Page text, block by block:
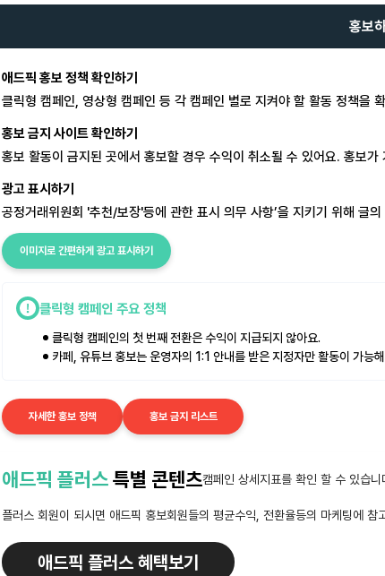
홍보
애드픽 홍보 정책 확인하기
클릭형 캠페인, 영상형 캠페인 등 각 캠페인 별로 지켜야 할 활동 정책을
홍보 금지 사이트 확인하기
홍보 활동이 금지된 곳에서 홍보할 경우 수익이 취소될 수 있어요. 홍보가
광고 표시하기
공정거래위원회 '추천/보장'등에 관한 표시 의무 사항’을 지키기 위해 글
이미지로 간편하게 광고 표시하기
클릭형 캠페인 주요 정책
클릭형 캠페인의 첫 번째 전환은 수익이 지급되지 않아요.
카페, 유튜브 홍보는 운영자의 1:1 안내를 받은 지정자만 활동이 가능
자세한 홍보 정책 홍보 금지 리스트
애드픽 플러스특별 콘텐츠캠페인 상세지표를 확인 할 수 있습니
플러스 회원이 되시면 애드픽 홍보회원들의 평균수익, 전환율등의 마케팅에
애드픽 플러스 혜택보기